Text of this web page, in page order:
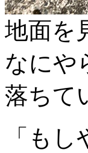
地面を
なにや
落ちて
「も